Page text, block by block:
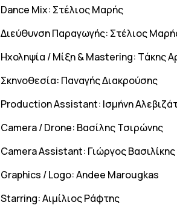
Dance Mix: Στέλιος Μαρής
Διεύθυνση Παραγωγής: Στέλιος
Hχοληψία / Μίξη & Mastering: Tάκης
Σκηνοθεσία: Παναγής Διακρούσης
Production Assistant: Ισμήνη
Camera / Drone: Βασίλης Τσιρώνης
Camera Assistant: Γιώργος Βασιλίκης
Graphics / Logo: Andee Marougkas
Starring: Αιμίλιος Ράφτης